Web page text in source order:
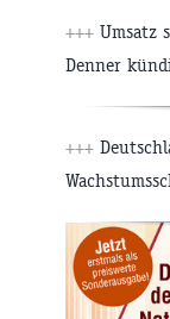
+++ Umsatz
Denner
+++